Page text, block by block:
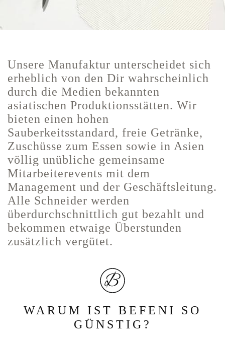
Unsere Manufaktur unterscheidet sich
erheblich von den Dir wahrscheinlich
durch die Medien bekannten
asiatischen Produktionsstätten. Wir
bieten einen hohen
Sauberkeitsstandard, freie Getränke,
Zuschüsse zum Essen sowie in Asien
völlig unübliche gemeinsame
Mitarbeiterevents mit dem
Management und der Geschäftsleitung.
Alle Schneider werden
überdurchschnittlich gut bezahlt und
bekommen etwaige Überstunden
zusätzlich vergütet.
WARUM IST BEFENI SO
GÜNSTIG?